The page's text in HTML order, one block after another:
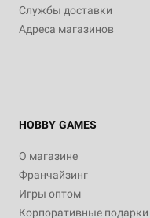
Службы доставки
Адреса магазинов
HOBBY GAMES
О магазине
Франчайзинг
Игры оптом
Корпоративные подарки